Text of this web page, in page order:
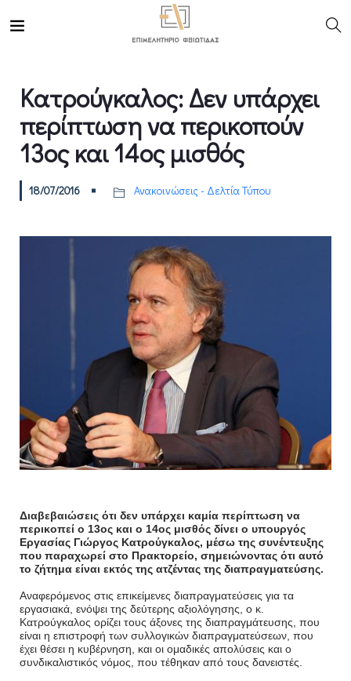
Κατρούγκαλος: Δεν υπάρχει
περίπτωση να περικοπούν
13ος και 14ος μισθός
18/07/2016 Ανακοινώσεις - Δελτία Τύπου
Διαβεβαιώσεις ότι δεν υπάρχει καμία περίπτωση να
περικοπεί ο 13ος και ο 14ος μισθός δίνει ο υπουργός
Εργασίας Γιώργος Κατρούγκαλος, μέσω της συνέντευξης
που παραχωρεί στο Πρακτορείο, σημειώνοντας ότι αυτό
το ζήτημα είναι εκτός της ατζέντας της διαπραγματεύσης.
Αναφερόμενος στις επικείμενες διαπραγματεύσεις για τα
εργασιακά, ενόψει της δεύτερης αξιολόγησης, ο κ.
Κατρούγκαλος ορίζει τους άξονες της διαπραγμάτευσης, που
είναι η επιστροφή των συλλογικών διαπραγματεύσεων, που
έχει θέσει η κυβέρνηση, και οι ομαδικές απολύσεις και ο
συνδικαλιστικός νόμος, που τέθηκαν από τους δανειστές.